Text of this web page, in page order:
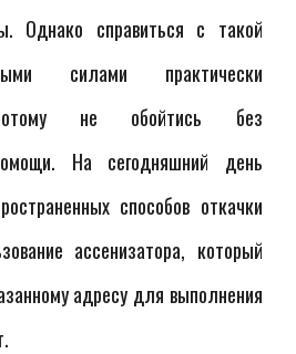
Однако справиться с такой
силами практически
не обойтись без
На сегодняшний день
способов откачки
ассенизатора, который
адресу для выполнения